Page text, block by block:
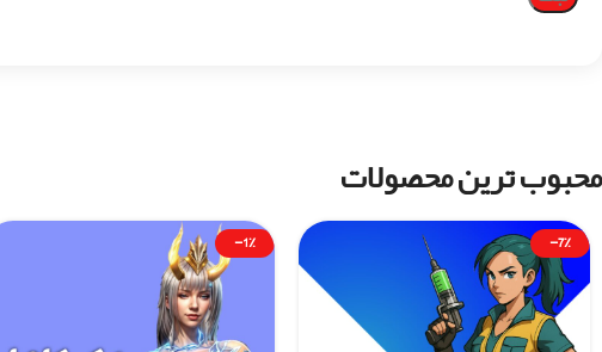
محبوب ترین محصولات
-7%
-1%